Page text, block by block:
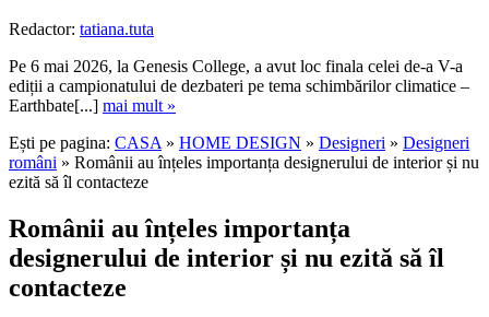
Redactor: tatiana.tuta
Pe 6 mai 2026, la Genesis College, a avut loc finala celei de-a V-a
ediții a campionatului de dezbateri pe tema schimbărilor climatice –
Earthbate[...] mai mult »
Ești pe pagina: CASA » HOME DESIGN » Designeri » Designeri
români » Românii au înțeles importanța designerului de interior și nu
ezită să îl contacteze
Românii au înțeles importanța
designerului de interior și nu ezită să îl
contacteze